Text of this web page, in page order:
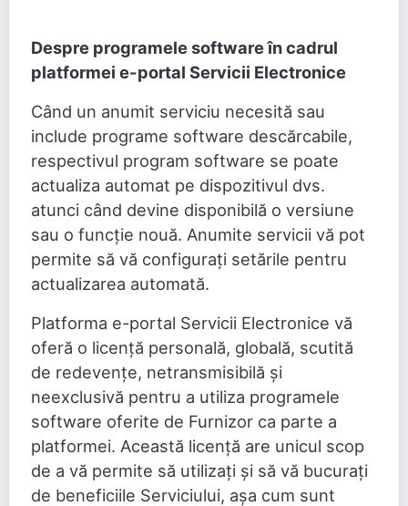
Despre programele software în cadrul
platformei e-portal Servicii Electronice
Când un anumit serviciu necesită sau
include programe software descărcabile,
respectivul program software se poate
actualiza automat pe dispozitivul dvs.
atunci când devine disponibilă o versiune
sau o funcție nouă. Anumite servicii vă pot
permite să vă configurați setările pentru
actualizarea automată.
Platforma e-portal Servicii Electronice vă
oferă o licență personală, globală, scutită
de redevențe, netransmisibilă și
neexclusivă pentru a utiliza programele
software oferite de Furnizor ca parte a
platformei. Această licență are unicul scop
de a vă permite să utilizați și să vă bucurați
de beneficiile Serviciului, așa cum sunt